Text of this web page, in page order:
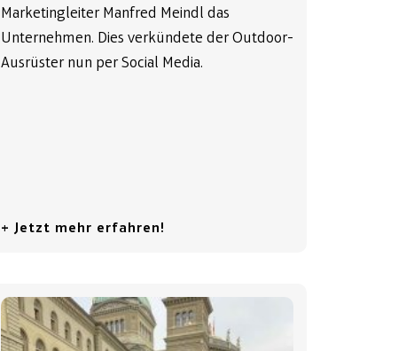
Marketingleiter Manfred Meindl das
Unternehmen. Dies verkündete der Outdoor-
Ausrüster nun per Social Media.
+ Jetzt mehr erfahren!